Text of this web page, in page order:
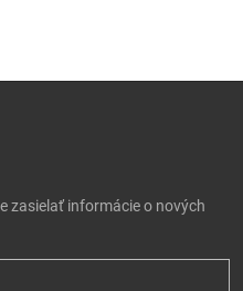
zasielať informácie o nových